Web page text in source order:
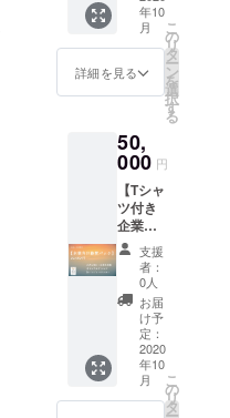
5pac 荘
内半島
オリー
ブ農園/
新漬け
オリー
ブ
（ミッ
ション
種）80g
◆父
母ヶ浜
芸術祭
オリジ
ナル缶
バッジ1
個・ス
テッ
カー1枚
カー1枚
◆ちえ
んなあ
れから
礼状に
添えて
お送り
させて
いただ
きま
す。 ◆
三豊う
まいも
んパッ
ク cafe
flots/TH
IRD
RICH
SALT（
名掲載
◆父
母ヶ浜
芸術祭
オリジ
ナル缶
個、ス
テッ
カー1枚
◆ちえ
んなあ
れから
の感謝
の気持
ちを御
礼状に
添えて
お送り
させて
頂きま
す。 ※
支援
年10
月
詳細を見る
こ
の
リ
タ
ー
ン
を
選
択
す
る
50,
000 円
【Tシャ
ツ付き
企業向
け協賛
パッ
ク】 ◆
父母ヶ
浜芸術
祭 オリ
ジナルT
シャツ3
枚 ◆父
母ヶ浜
支援
者：
0人
お届
け予
定：
2020
年10
月
こ
の
リ
タ